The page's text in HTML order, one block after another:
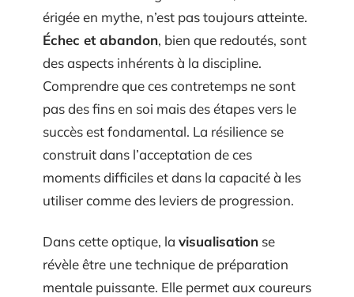
érigée en mythe, n’est pas toujours atteinte.
Échec et abandon, bien que redoutés, sont
des aspects inhérents à la discipline.
Comprendre que ces contretemps ne sont
pas des fins en soi mais des étapes vers le
succès est fondamental. La résilience se
construit dans l’acceptation de ces
moments difficiles et dans la capacité à les
utiliser comme des leviers de progression.
Dans cette optique, la visualisation se
révèle être une technique de préparation
mentale puissante. Elle permet aux coureurs